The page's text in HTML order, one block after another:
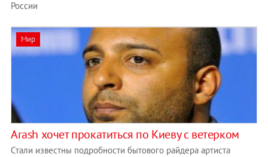
России
Мир
Arash хочет прокатиться по Киеву с ветерком
Стали известны подробности бытового райдера артиста